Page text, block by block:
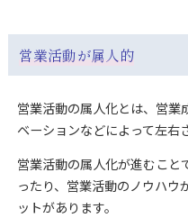
営業活動が属人的
営業活動の属人化とは、営業
ベーションなどによって左右
営業活動の属人化が進むこと
ったり、営業活動のノウハウ
ットがあります。